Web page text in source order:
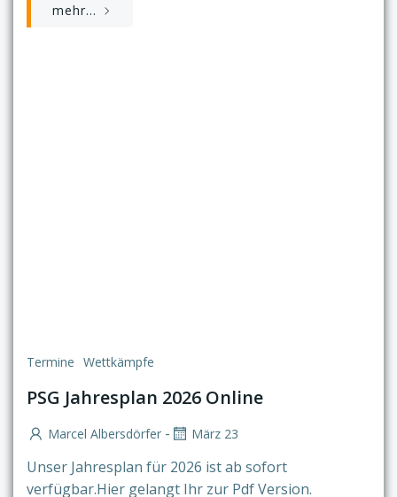
mehr...
Termine Wettkämpfe
PSG Jahresplan 2026 Online
Marcel Albersdörfer - März 23
Unser Jahresplan für 2026 ist ab sofort
verfügbar.Hier gelangt Ihr zur Pdf Version.